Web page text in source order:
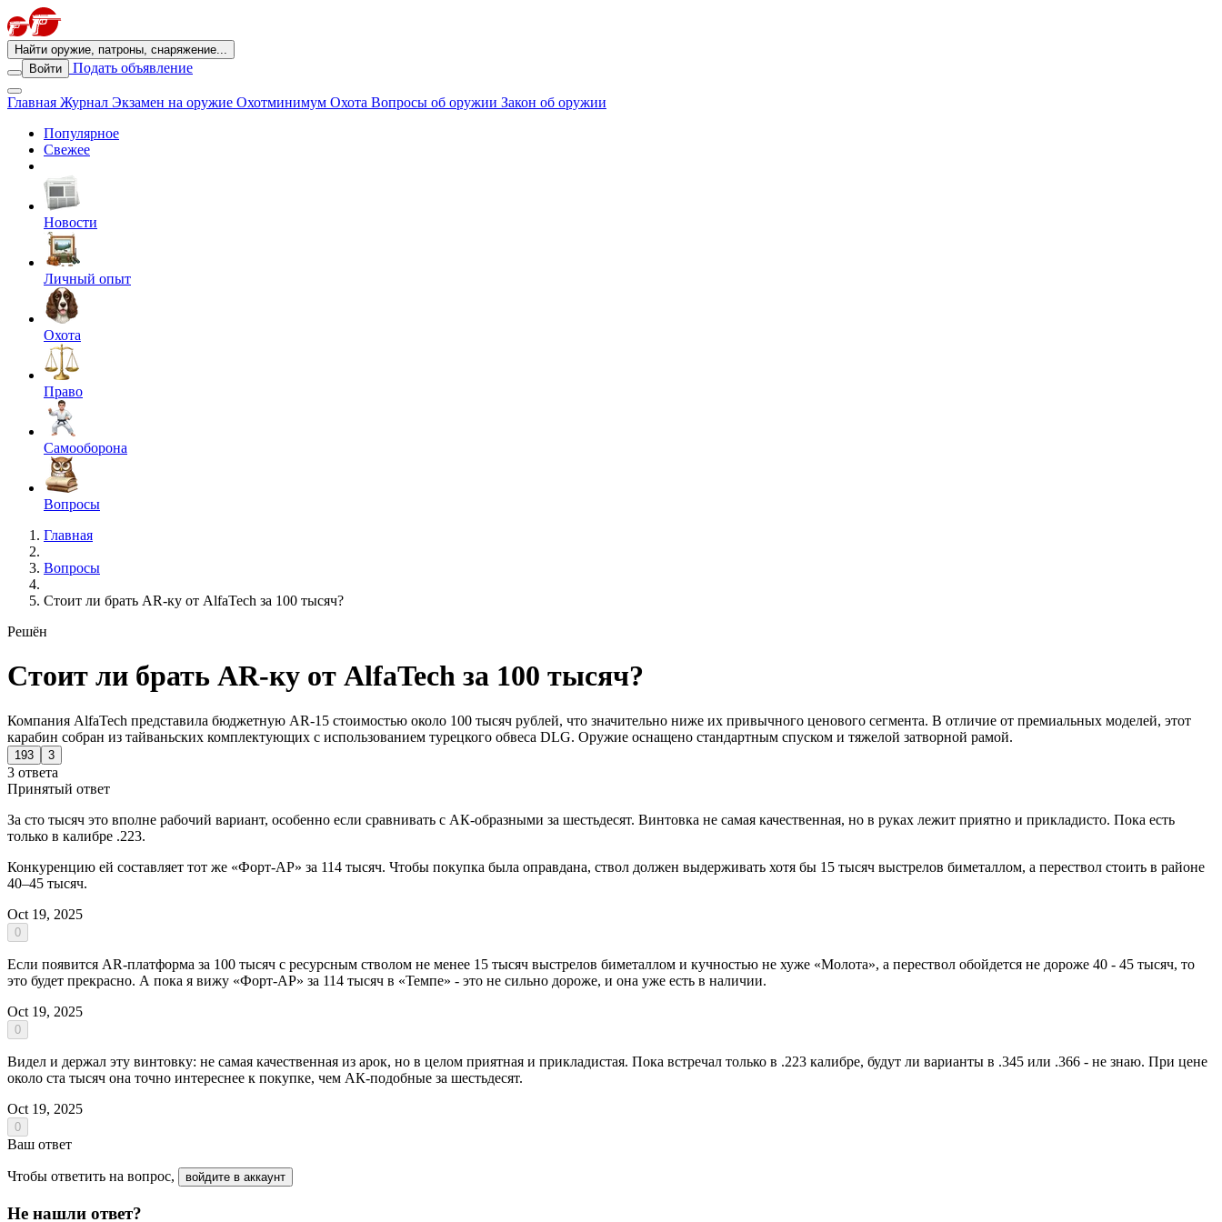
Найти оружие, патроны, снаряжение...
Войти
Подать объявление
Главная Журнал Экзамен на оружие Охотминимум Охота Вопросы об оружии Закон об оружии
Популярное
Свежее
Новости
Личный опыт
Охота
Право
Самооборона
Вопросы
Главная
Вопросы
Стоит ли брать AR-ку от AlfaTech за 100 тысяч?
Решён
Стоит ли брать AR-ку от AlfaTech за 100 тысяч?
Компания AlfaTech представила бюджетную AR-15 стоимостью около 100 тысяч рублей, что значительно ниже их привычного ценового сегмента. В отличие от премиальных моделей, этот
карабин собран из тайваньских комплектующих с использованием турецкого обвеса DLG. Оружие оснащено стандартным спуском и тяжелой затворной рамой.
193 3
3 ответа
Принятый ответ
За сто тысяч это вполне рабочий вариант, особенно если сравнивать с АК-образными за шестьдесят. Винтовка не самая качественная, но в руках лежит приятно и прикладисто. Пока есть
только в калибре .223.
Конкуренцию ей составляет тот же «Форт-АР» за 114 тысяч. Чтобы покупка была оправдана, ствол должен выдерживать хотя бы 15 тысяч выстрелов биметаллом, а перествол стоить в районе
40–45 тысяч.
Oct 19, 2025
0
Если появится AR-платформа за 100 тысяч с ресурсным стволом не менее 15 тысяч выстрелов биметаллом и кучностью не хуже «Молота», а перествол обойдется не дороже 40 - 45 тысяч, то
это будет прекрасно. А пока я вижу «Форт-АР» за 114 тысяч в «Темпе» - это не сильно дороже, и она уже есть в наличии.
Oct 19, 2025
0
Видел и держал эту винтовку: не самая качественная из арок, но в целом приятная и прикладистая. Пока встречал только в .223 калибре, будут ли варианты в .345 или .366 - не знаю. При цене
около ста тысяч она точно интереснее к покупке, чем АК-подобные за шестьдесят.
Oct 19, 2025
0
Ваш ответ
Чтобы ответить на вопрос, войдите в аккаунт
Не нашли ответ?